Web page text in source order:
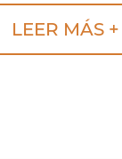
LEER MÁS +